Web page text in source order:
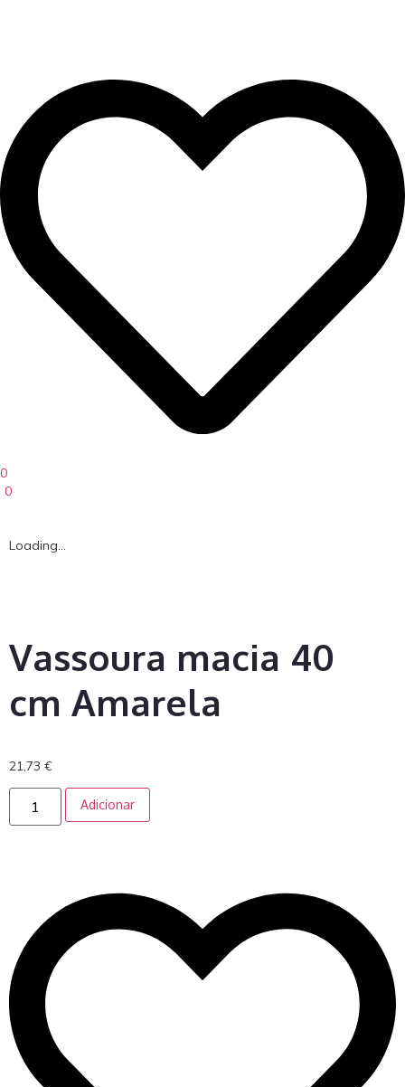
0
0
Loading...
Vassoura macia 40
cm Amarela
21,73 €
Adicionar